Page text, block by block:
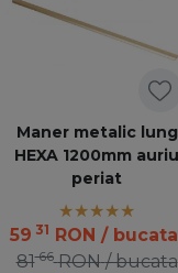
Maner metalic lung
HEXA 1200mm auriu
periat
59 31 RON / bucata
8166 RON / bucata